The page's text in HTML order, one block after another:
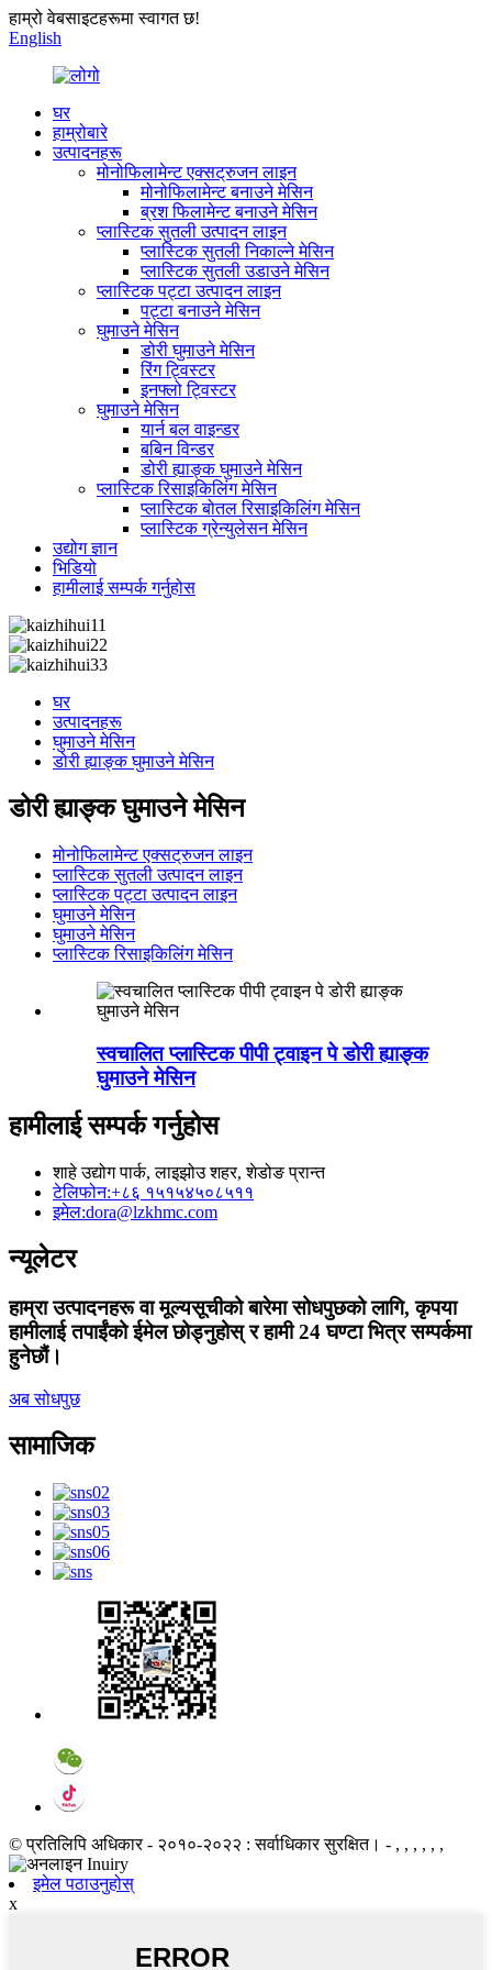
हाम्रो वेबसाइटहरूमा स्वागत छ!
English
घर
हाम्रोबारे
उत्पादनहरू
मोनोफिलामेन्ट एक्सट्रुजन लाइन
मोनोफिलामेन्ट बनाउने मेसिन
ब्रश फिलामेन्ट बनाउने मेसिन
प्लास्टिक सुतली उत्पादन लाइन
प्लास्टिक सुतली निकाल्ने मेसिन
प्लास्टिक सुतली उडाउने मेसिन
प्लास्टिक पट्टा उत्पादन लाइन
पट्टा बनाउने मेसिन
घुमाउने मेसिन
डोरी घुमाउने मेसिन
रिंग ट्विस्टर
इनफ्लो ट्विस्टर
घुमाउने मेसिन
यार्न बल वाइन्डर
बबिन विन्डर
डोरी ह्याङ्क घुमाउने मेसिन
प्लास्टिक रिसाइकिलिंग मेसिन
प्लास्टिक बोतल रिसाइकिलिंग मेसिन
प्लास्टिक ग्रेन्युलेसन मेसिन
उद्योग ज्ञान
भिडियो
हामीलाई सम्पर्क गर्नुहोस
घर
उत्पादनहरू
घुमाउने मेसिन
डोरी ह्याङ्क घुमाउने मेसिन
डोरी ह्याङ्क घुमाउने मेसिन
मोनोफिलामेन्ट एक्सट्रुजन लाइन
प्लास्टिक सुतली उत्पादन लाइन
प्लास्टिक पट्टा उत्पादन लाइन
घुमाउने मेसिन
घुमाउने मेसिन
प्लास्टिक रिसाइकिलिंग मेसिन
स्वचालित प्लास्टिक पीपी ट्वाइन पे डोरी ह्याङ्क
घुमाउने मेसिन
हामीलाई सम्पर्क गर्नुहोस
शाहे उद्योग पार्क, लाइझोउ शहर, शेडोङ प्रान्त
टेलिफोन:+८६ १५१५४५०८५११
इमेल:dora@lzkhmc.com
न्यूलेटर
हाम्रा उत्पादनहरू वा मूल्यसूचीको बारेमा सोधपुछको लागि, कृपया
हामीलाई तपाईंको ईमेल छोड्नुहोस् र हामी 24 घण्टा भित्र सम्पर्कमा
हुनेछौं।
अब सोधपुछ
सामाजिक
© प्रतिलिपि अधिकार - २०१०-२०२२ : सर्वाधिकार सुरक्षित। - , , , , , ,
इमेल पठाउनुहोस्
x